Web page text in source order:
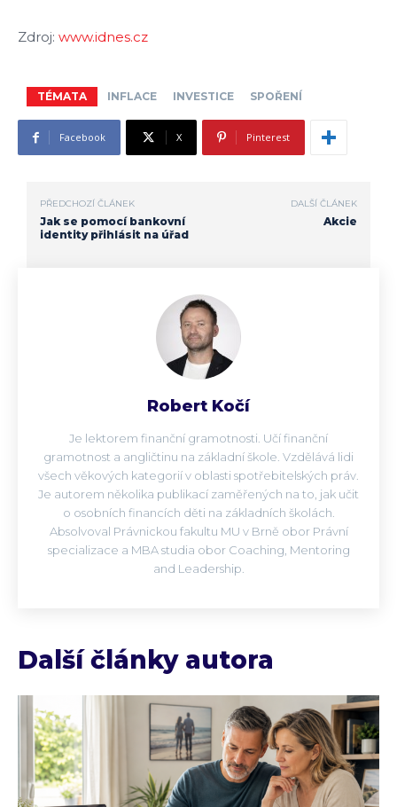
Zdroj: www.idnes.cz
TÉMATA INFLACE INVESTICE SPOŘENÍ
Facebook X Pinterest
PŘEDCHOZÍ ČLÁNEK
Jak se pomocí bankovní
identity přihlásit na úřad
DALŠÍ ČLÁNEK
Akcie
Robert Kočí
Je lektorem finanční gramotnosti. Učí finanční
gramotnost a angličtinu na základní škole. Vzdělává lidi
všech věkových kategorií v oblasti spotřebitelských práv.
Je autorem několika publikací zaměřených na to, jak učit
o osobních financích děti na základních školách.
Absolvoval Právnickou fakultu MU v Brně obor Právní
specializace a MBA studia obor Coaching, Mentoring
and Leadership.
Další články autora